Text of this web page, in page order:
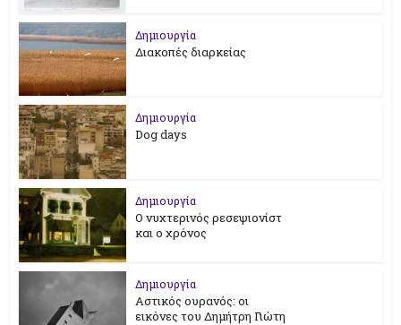
Δημιουργία
Διακοπές διαρκείας
Δημιουργία
Dog days
Δημιουργία
Ο νυχτερινός ρεσεψιονίστ
και ο χρόνος
Δημιουργία
Αστικός ουρανός: οι
εικόνες του Δημήτρη Γιώτη